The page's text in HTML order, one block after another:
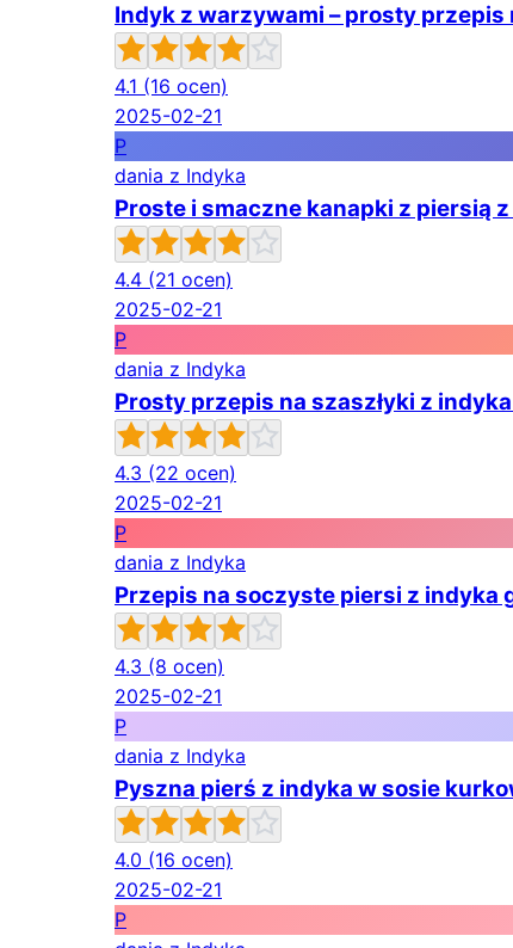
Indyk z warzywami – prosty
4.1 (16 ocen)
2025-02-21
P
dania z Indyka
Proste i smaczne kanapki z piersią
4.4 (21 ocen)
2025-02-21
P
dania z Indyka
Prosty przepis na szaszłyki z
4.3 (22 ocen)
2025-02-21
P
dania z Indyka
Przepis na soczyste piersi z indyka
4.3 (8 ocen)
2025-02-21
P
dania z Indyka
Pyszna pierś z indyka w sosie
4.0 (16 ocen)
2025-02-21
P